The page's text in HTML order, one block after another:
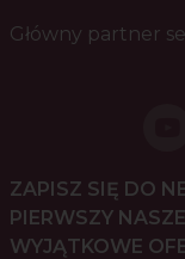
Główny partner
ZAPISZ SIĘ DO
PIERWSZY
WYJĄTKOWE